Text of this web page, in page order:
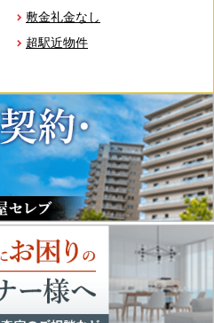
敷金礼金なし
超駅近物件